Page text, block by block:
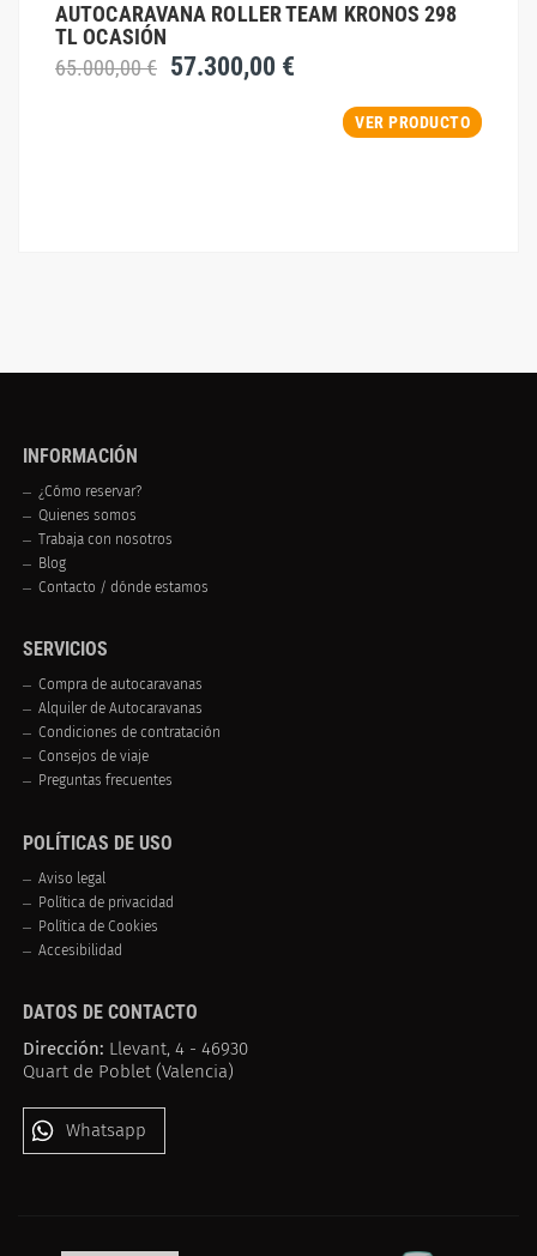
AUTOCARAVANA ROLLER TEAM KRONOS 298
TL OCASIÓN
65.000,00 € 57.300,00 €
VER PRODUCTO
INFORMACIÓN
¿Cómo reservar?
Quienes somos
Trabaja con nosotros
Blog
Contacto / dónde estamos
SERVICIOS
Compra de autocaravanas
Alquiler de Autocaravanas
Condiciones de contratación
Consejos de viaje
Preguntas frecuentes
POLÍTICAS DE USO
Aviso legal
Política de privacidad
Política de Cookies
Accesibilidad
DATOS DE CONTACTO
Dirección: Llevant, 4 - 46930
Quart de Poblet (Valencia)
Whatsapp